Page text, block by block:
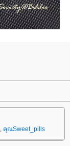
คุณSweet_pills